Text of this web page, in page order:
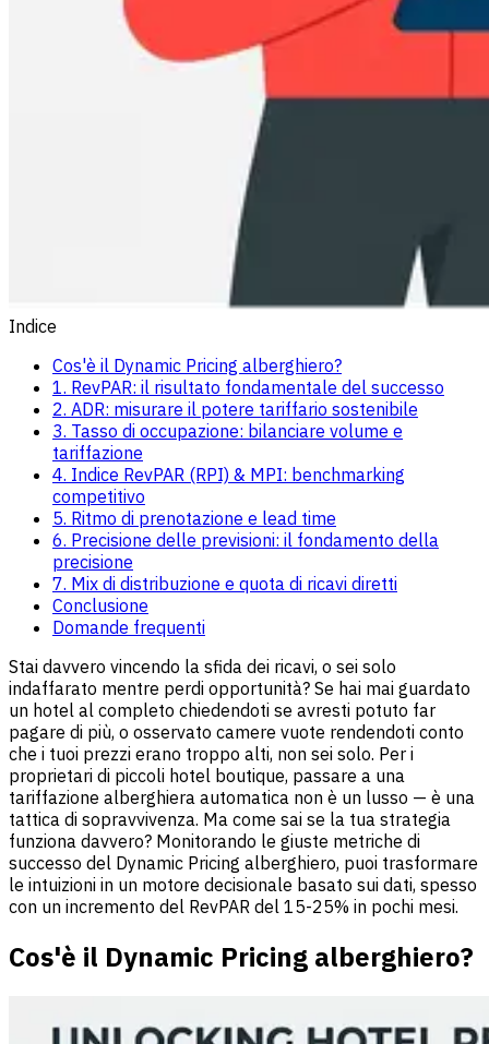
Indice
Cos'è il Dynamic Pricing alberghiero?
1. RevPAR: il risultato fondamentale del successo
2. ADR: misurare il potere tariffario sostenibile
3. Tasso di occupazione: bilanciare volume e
tariffazione
4. Indice RevPAR (RPI) & MPI: benchmarking
competitivo
5. Ritmo di prenotazione e lead time
6. Precisione delle previsioni: il fondamento della
precisione
7. Mix di distribuzione e quota di ricavi diretti
Conclusione
Domande frequenti
Stai davvero vincendo la sfida dei ricavi, o sei solo
indaffarato mentre perdi opportunità? Se hai mai guardato
un hotel al completo chiedendoti se avresti potuto far
pagare di più, o osservato camere vuote rendendoti conto
che i tuoi prezzi erano troppo alti, non sei solo. Per i
proprietari di piccoli hotel boutique, passare a una
tariffazione alberghiera automatica non è un lusso — è una
tattica di sopravvivenza. Ma come sai se la tua strategia
funziona davvero? Monitorando le giuste metriche di
successo del Dynamic Pricing alberghiero, puoi trasformare
le intuizioni in un motore decisionale basato sui dati, spesso
con un incremento del RevPAR del 15-25% in pochi mesi.
Cos'è il Dynamic Pricing alberghiero?